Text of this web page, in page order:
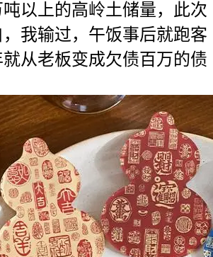
吨以上的高岭土储量，此次
我输过，午饭事后就跑客
从老板变成欠债百万的债